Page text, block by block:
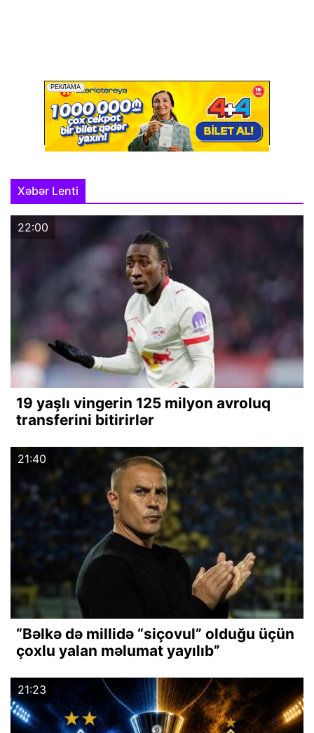
Xəbər Lenti
22:00
19 yaşlı vingerin 125 milyon avroluq
transferini bitirirlər
21:40
“Bəlkə də millidə “siçovul” olduğu üçün
çoxlu yalan məlumat yayılıb”
21:23